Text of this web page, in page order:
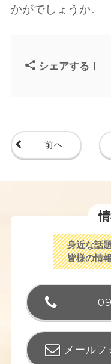
かがでしょうか。
シェアする！
前へ
身近な話
皆様の情
メール